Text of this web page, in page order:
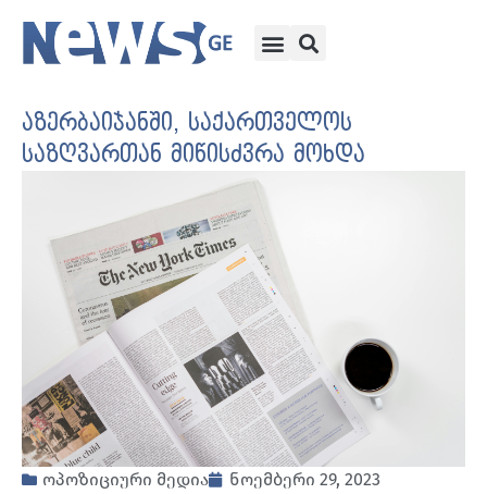
აზერბაიჯანში, საქართველოს
საზღვართან მიწისძვრა მოხდა
ოპოზიციური მედია
ნოემბერი 29, 2023